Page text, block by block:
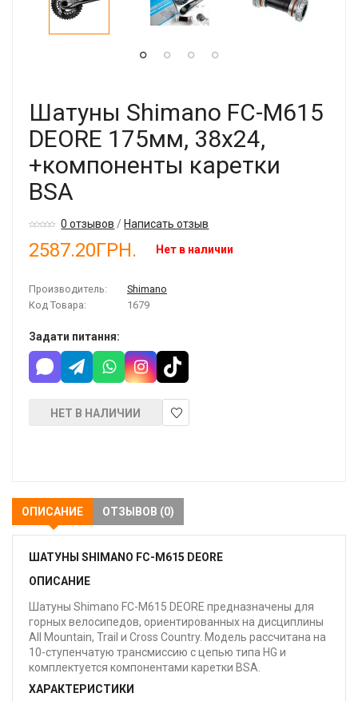
Шатуны Shimano FC-M615
DEORE 175мм, 38x24,
+компоненты каретки
BSA
0 отзывов /Написать отзыв
2587.20ГРН. Нет в наличии
Производитель:
Shimano
Код Товара:
1679
Задати питання:
НЕТ В НАЛИЧИИ
ОПИСАНИЕ ОТЗЫВОВ (0)
ШАТУНЫ SHIMANO FC-M615 DEORE
ОПИСАНИЕ
Шатуны Shimano FC-M615 DEORE предназначены для
горных велосипедов, ориентированных на дисциплины
All Mountain, Trail и Cross Country. Модель рассчитана на
10-ступенчатую трансмиссию с цепью типа HG и
комплектуется компонентами каретки BSA.
ХАРАКТЕРИСТИКИ